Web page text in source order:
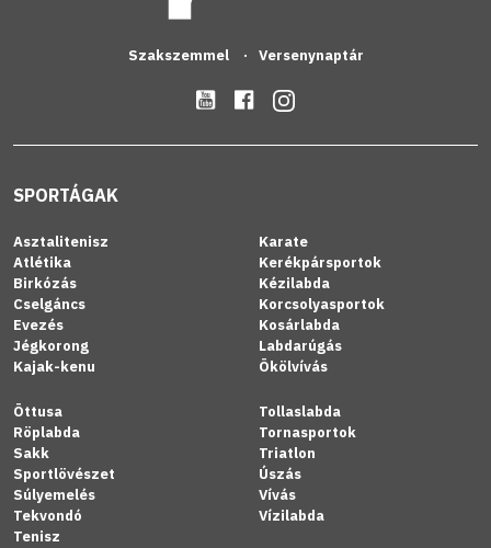
Szakszemmel Versenynaptár
SPORTÁGAK
Asztalitenisz
Atlétika
Birkózás
Cselgáncs
Evezés
Jégkorong
Kajak-kenu
Karate
Kerékpársportok
Kézilabda
Korcsolyasportok
Kosárlabda
Labdarúgás
Ökölvívás
Öttusa
Röplabda
Sakk
Sportlövészet
Súlyemelés
Tekvondó
Tenisz
Tollaslabda
Tornasportok
Triatlon
Úszás
Vívás
Vízilabda